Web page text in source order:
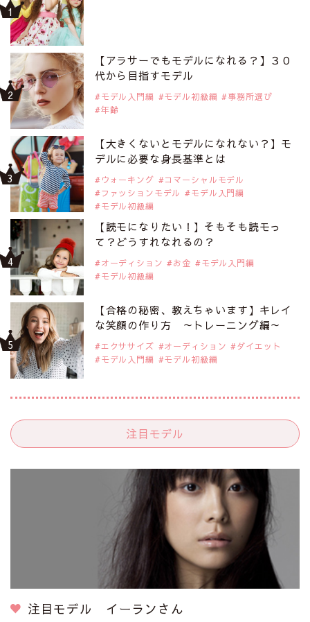
【アラサーでもモデルになれる？】３０
代から目指すモデル
モデル入門編 モデル初級編
事務所選び
年齢
【大きくないとモデルになれない？】モ
デルに必要な身長基準とは
ウォーキング
コマーシャルモデル
ファッションモデル
モデル入門編
モデル初級編
【読モになりたい！】そもそも読モっ
て？どうすれなれるの？
オーディション お金
モデル入門編
モデル初級編
【合格の秘密、教えちゃいます】キレイ
な笑顔の作り方 ～トレーニング編～
エクササイズ オーディション
ダイエット
モデル入門編
モデル初級編
注目モデル
注目モデル イーランさん